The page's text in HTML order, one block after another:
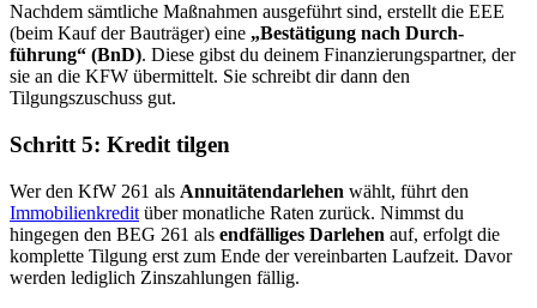
Nachdem sämtliche Maßnahmen ausgeführt sind, erstellt die EEE
(beim Kauf der Bauträger) eine „Bestätigung nach Durch­
führung“ (BnD). Diese gibst du deinem Finanzierungspartner, der
sie an die KFW übermittelt. Sie schreibt dir dann den
Tilgungszuschuss gut.
Schritt 5: Kredit tilgen
Wer den KfW 261 als Annuitätendarlehen wählt, führt den
Immobilienkredit über monatliche Raten zurück. Nimmst du
hingegen den BEG 261 als endfälliges Darlehen auf, erfolgt die
komplette Tilgung erst zum Ende der vereinbarten Laufzeit. Davor
werden lediglich Zinszahlungen fällig.